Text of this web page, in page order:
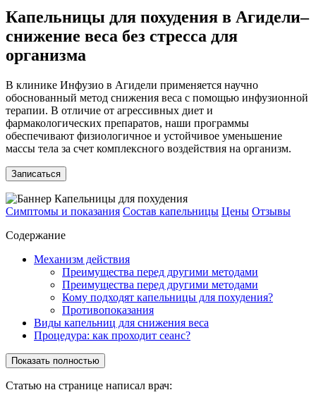
Капельницы для похудения в Агидели–
снижение веса без стресса для
организма
В клинике Инфузио в Агидели применяется научно
обоснованный метод снижения веса с помощью инфузионной
терапии. В отличие от агрессивных диет и
фармакологических препаратов, наши программы
обеспечивают физиологичное и устойчивое уменьшение
массы тела за счет комплексного воздействия на организм.
Записаться
Симптомы и показания Состав капельницы Цены Отзывы
Содержание
Механизм действия
Преимущества перед другими методами
Преимущества перед другими методами
Кому подходят капельницы для похудения?
Противопоказания
Виды капельниц для снижения веса
Процедура: как проходит сеанс?
Показать полностью
Статью на странице написал врач: